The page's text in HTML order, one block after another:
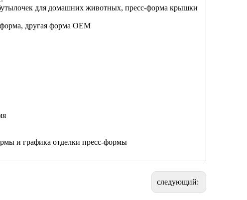
для домашних животных, пресс-форма крышки
другая форма OEM
и графика отделки пресс-формы
следующий: